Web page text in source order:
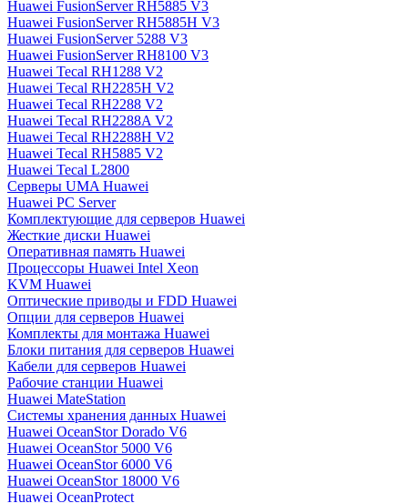
Huawei FusionServer RH5885 V3
Huawei FusionServer RH5885H V3
Huawei FusionServer 5288 V3
Huawei FusionServer RH8100 V3
Huawei Tecal RH1288 V2
Huawei Tecal RH2285H V2
Huawei Tecal RH2288 V2
Huawei Tecal RH2288A V2
Huawei Tecal RH2288H V2
Huawei Tecal RH5885 V2
Huawei Tecal L2800
Серверы UMA Huawei
Huawei PC Server
Комплектующие для серверов Huawei
Жесткие диски Huawei
Оперативная память Huawei
Процессоры Huawei Intel Xeon
KVM Huawei
Оптические приводы и FDD Huawei
Опции для серверов Huawei
Комплекты для монтажа Huawei
Блоки питания для серверов Huawei
Кабели для серверов Huawei
Рабочие станции Huawei
Huawei MateStation
Системы хранения данных Huawei
Huawei OceanStor Dorado V6
Huawei OceanStor 5000 V6
Huawei OceanStor 6000 V6
Huawei OceanStor 18000 V6
Huawei OceanProtect